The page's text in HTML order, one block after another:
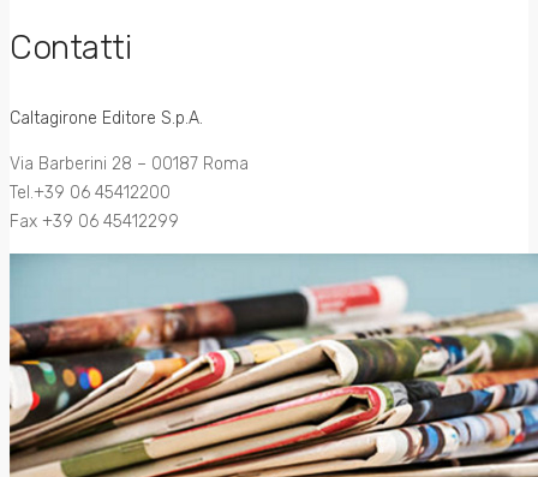
Contatti
Caltagirone Editore S.p.A.
Via Barberini 28 – 00187 Roma
Tel.+39 06 45412200
Fax +39 06 45412299